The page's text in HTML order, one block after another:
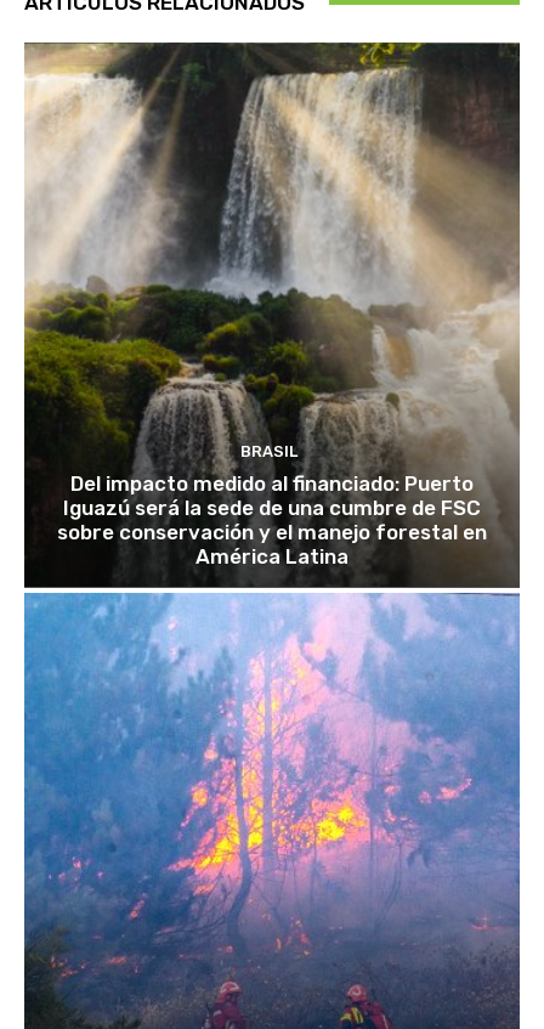
BRASIL
Del impacto medido al financiado: Puerto
Iguazú será la sede de una cumbre de FSC
sobre conservación y el manejo forestal en
América Latina